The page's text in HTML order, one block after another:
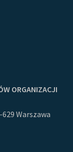
ORGANIZACJI
Warszawa